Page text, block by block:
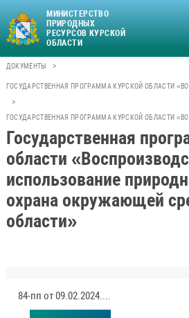
МИНИСТЕРСТВО
ПРИРОДНЫХ
РЕСУРСОВ КУРСКОЙ
ОБЛАСТИ
ДОКУМЕНТЫ >
ГОСУДАРСТВЕННАЯ ПРОГРАММА КУРСКОЙ ОБЛАСТИ
>
ГОСУДАРСТВЕННАЯ ПРОГРАММА КУРСКОЙ ОБЛАСТИ
Государственная
области
использование
охрана окружающей
области»
84-пп от 09.02.2024.pdf